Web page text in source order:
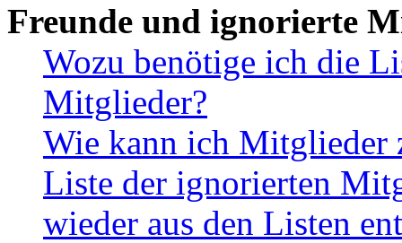
Freunde und ignorierte
Wozu benötige ich die
Mitglieder?
Wie kann ich Mitglieder
Liste der ignorierten
wieder aus den Listen